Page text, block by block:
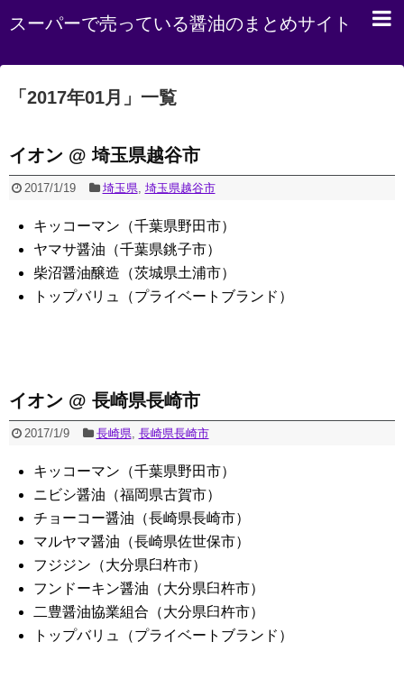
スーパーで売っている醤油のまとめサイト
「 2017年01月 」 一覧
イオン @ 埼玉県越谷市
2017/1/19 埼玉県, 埼玉県越谷市
キッコーマン（千葉県野田市）
ヤマサ醤油（千葉県銚子市）
柴沼醤油醸造（茨城県土浦市）
トップバリュ（プライベートブランド）
イオン @ 長崎県長崎市
2017/1/9 長崎県, 長崎県長崎市
キッコーマン（千葉県野田市）
ニビシ醤油（福岡県古賀市）
チョーコー醤油（長崎県長崎市）
マルヤマ醤油（長崎県佐世保市）
フジジン（大分県臼杵市）
フンドーキン醤油（大分県臼杵市）
二豊醤油協業組合（大分県臼杵市）
トップバリュ（プライベートブランド）